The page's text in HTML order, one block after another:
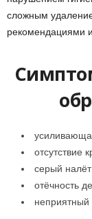
сложным
рекомендациями
отсутствие
серый налёт
отёчность
неприятный